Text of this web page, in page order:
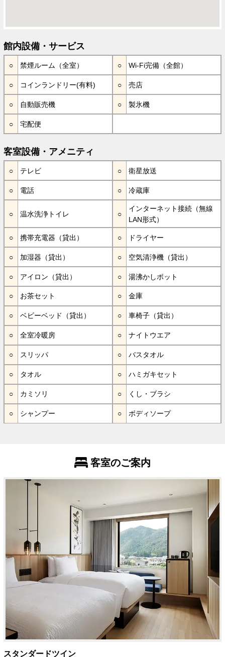
館内設備・サービス
禁煙ルーム（全室） Wi-Fi完備（全館）
コインランドリー(有料) 売店
自動販売機 製氷機
宅配便
客室設備・アメニティ
テレビ 衛星放送
電話 冷蔵庫
温水洗浄トイレ
インターネット接続（無線
LAN形式）
携帯充電器（貸出） ドライヤー
加湿器（貸出） 空気清浄機（貸出）
アイロン（貸出） 湯沸かしポット
お茶セット 金庫
ベビーベッド（貸出） 車椅子（貸出）
全室冷暖房 ナイトウエア
スリッパ バスタオル
タオル ハミガキセット
カミソリ くし・ブラシ
シャンプー ボディソープ
客室のご案内
スタンダードツイン